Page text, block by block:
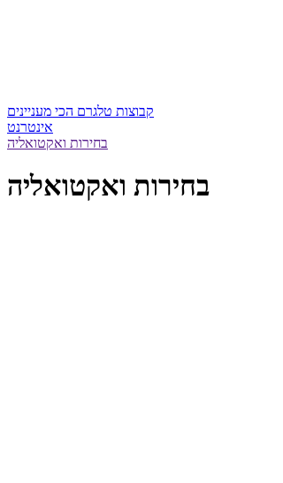
קבוצות טלגרם הכי מעניינים
אינטרנט
בחירות ואקטואליה
בחירות ואקטואליה